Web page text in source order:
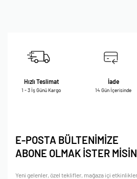
Hızlı Teslimat
1 - 3 İş Günü Kargo
İade
14 Gün İçerisinde
E-POSTA BÜLTENİMİZE
ABONE OLMAK İSTER
Yeni gelenler, özel teklifler, mağaza içi